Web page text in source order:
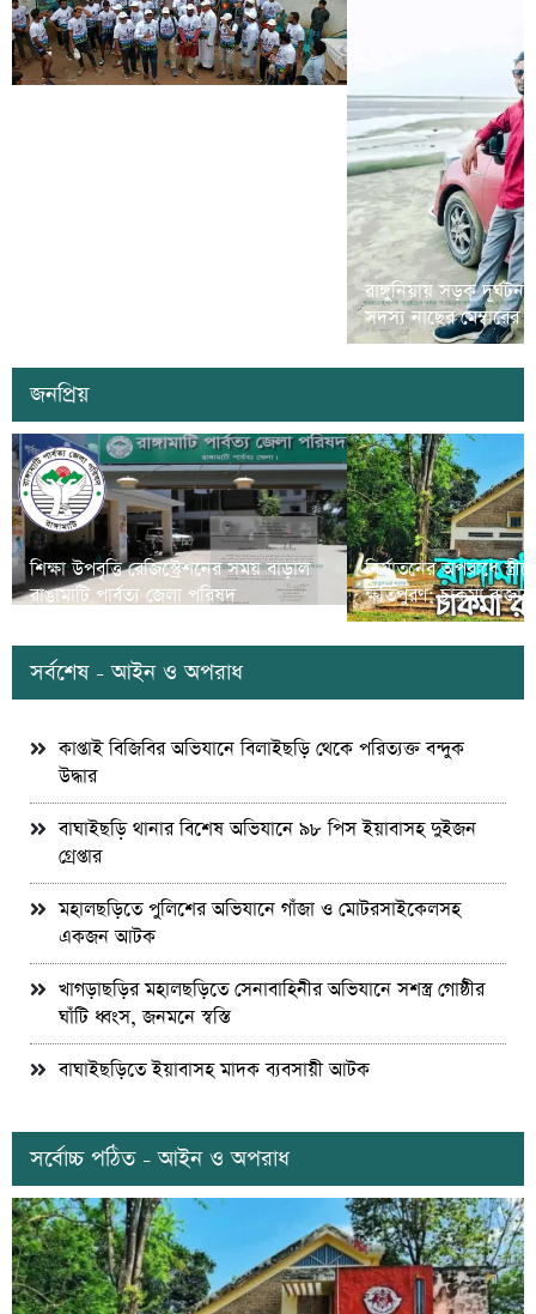
রাঙ্গুনিয়ায় সড়ক
সদস্য নাছের মেম্বারের
জনপ্রিয়
শিক্ষা উপবৃত্তি রেজিস্ট্রেশনের সময় বাড়াল
রাঙামাটি পার্বত্য জেলা পরিষদ
নির্যাতনের অপরাধে
ক্ষতিপুরণ; চাকমা
সর্বশেষ - আইন ও অপরাধ
কাপ্তাই বিজিবির অভিযানে বিলাইছড়ি থেকে পরিত্যক্ত বন্দুক
উদ্ধার
বাঘাইছড়ি থানার বিশেষ অভিযানে ৯৮ পিস ইয়াবাসহ দুইজন
গ্রেপ্তার
মহালছড়িতে পুলিশের অভিযানে গাঁজা ও মোটরসাইকেলসহ
একজন আটক
খাগড়াছড়ির মহালছড়িতে সেনাবাহিনীর অভিযানে সশস্ত্র গোষ্ঠীর
ঘাঁটি ধ্বংস, জনমনে স্বস্তি
বাঘাইছড়িতে ইয়াবাসহ মাদক ব্যবসায়ী আটক
সর্বোচ্চ পঠিত - আইন ও অপরাধ